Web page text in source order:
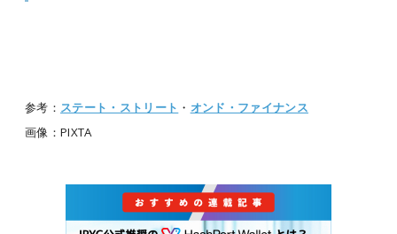
参考： ステート・ストリート ・ オンド・ファイナンス
画像：PIXTA